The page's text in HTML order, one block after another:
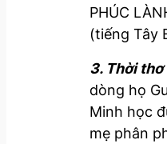
PHÚC
(tiếng Tây
3. Thời thơ
dòng họ
Minh học
mẹ phân